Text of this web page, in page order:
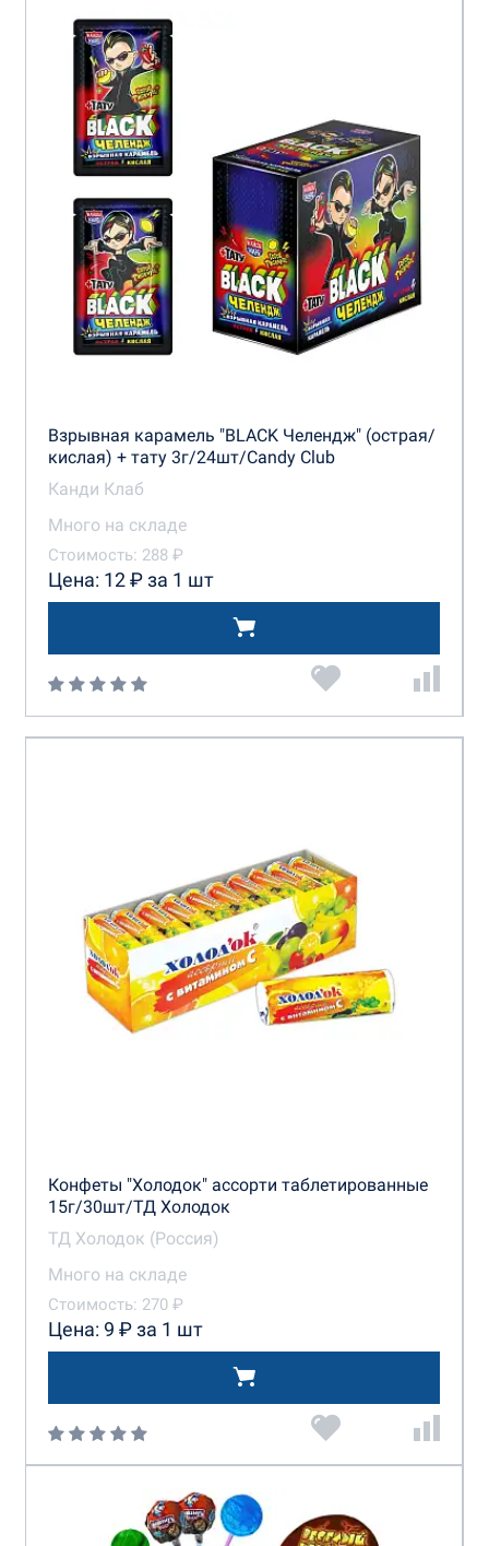
Взрывная карамель "BLACK Челендж" (острая/
кислая) + тату 3г/24шт/Candy Club
Канди Клаб
Много на складе
Стоимость: 288 ₽
Цена: 12 ₽ за 1 шт
Конфеты "Холодок" ассорти таблетированные
15г/30шт/ТД Холодок
ТД Холодок (Россия)
Много на складе
Стоимость: 270 ₽
Цена: 9 ₽ за 1 шт